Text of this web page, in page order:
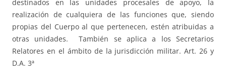
destinados en las unidades procesales de apoyo, la
realización de cualquiera de las funciones que, siendo
propias del Cuerpo al que pertenecen, estén atribuidas a
otras unidades. También se aplica a los Secretarios
Relatores en el ámbito de la jurisdicción militar. Art. 26 y
D.A. 3ª